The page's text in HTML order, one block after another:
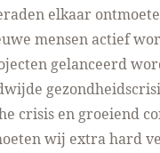
elkaar
mensen actief
gelanceerd
crisis en groeiend
wij extra hard